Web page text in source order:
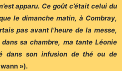
apparu. Ce goût c’était celui du
le dimanche matin, à Combray,
pas avant l’heure de la messe,
sa chambre, ma tante Léonie
dans son infusion de thé ou de
»).